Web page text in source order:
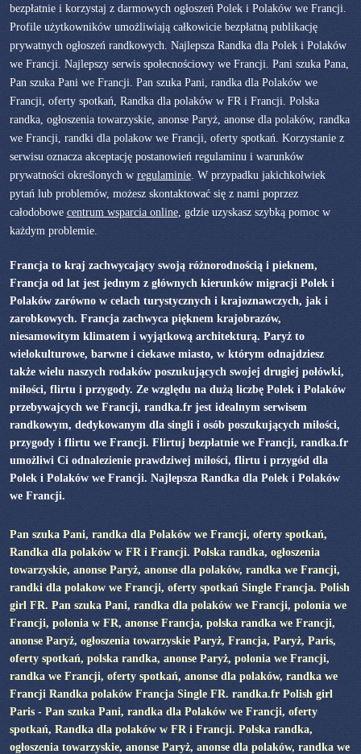
bezpłatnie i korzystaj z darmowych ogłoszeń Polek i Polaków we Francji.
Profile użytkowników umożliwiają całkowicie bezpłatną publikację
prywatnych ogłoszeń randkowych. Najlepsza Randka dla Polek i Polaków
we Francji. Najlepszy serwis społecnościowy we Francji. Pani szuka Pana,
Pan szuka Pani we Francji. Pan szuka Pani, randka dla Polaków we
Francji, oferty spotkań, Randka dla polaków w FR i Francji. Polska
randka, ogłoszenia towarzyskie, anonse Paryż, anonse dla polaków, randka
we Francji, randki dla polakow we Francji, oferty spotkań. Korzystanie z
serwisu oznacza akceptację postanowień regulaminu i warunków
prywatności określonych w regulaminie. W przypadku jakichkolwiek
pytań lub problemów, możesz skontaktować się z nami poprzez
całodobowe centrum wsparcia online, gdzie uzyskasz szybką pomoc w
każdym problemie.
Francja to kraj zachwycający swoją różnorodnością i pieknem,
Francja od lat jest jednym z głównych kierunków migracji Polek i
Polaków zarówno w celach turystycznych i krajoznawczych, jak i
zarobkowych. Francja zachwyca pięknem krajobrazów,
niesamowitym klimatem i wyjątkową architekturą. Paryż to
wielokulturowe, barwne i ciekawe miasto, w którym odnajdziesz
także wielu naszych rodaków poszukujących swojej drugiej połówki,
miłości, flirtu i przygody. Ze względu na dużą liczbę Polek i Polaków
przebywajcych we Francji, randka.fr jest idealnym serwisem
randkowym, dedykowanym dla singli i osób poszukujących miłości,
przygody i flirtu we Francji. Flirtuj bezpłatnie we Francji, randka.fr
umożliwi Ci odnalezienie prawdziwej miłości, flirtu i przygód dla
Polek i Polaków we Francji. Najlepsza Randka dla Polek i Polaków
we Francji.
Pan szuka Pani, randka dla Polaków we Francji, oferty spotkań,
Randka dla polaków w FR i Francji. Polska randka, ogłoszenia
towarzyskie, anonse Paryż, anonse dla polaków, randka we Francji,
randki dla polakow we Francji, oferty spotkań Single Francja. Polish
girl FR. Pan szuka Pani, randka dla polaków we Francji, polonia we
Francji, polonia w FR, anonse Francja, polska randka we Francji,
anonse Paryż, ogłoszenia towarzyskie Paryż, Francja, Paryż, Paris,
oferty spotkań, polska randka, anonse Paryż, polonia we Francji,
randka we Francji, oferty spotkań, anonse dla polaków, randka we
Francji Randka polaków Francja Single FR. randka.fr Polish girl
Paris - Pan szuka Pani, randka dla Polaków we Francji, oferty
spotkań, Randka dla polaków w FR i Francji. Polska randka,
ogłoszenia towarzyskie, anonse Paryż, anonse dla polaków, randka we